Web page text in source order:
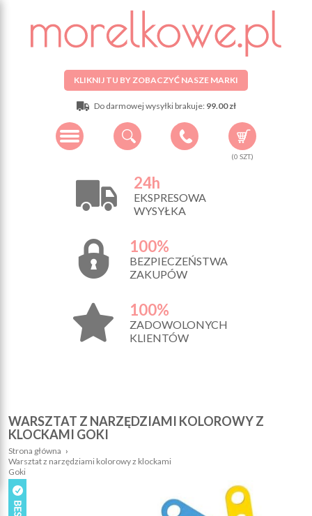
KLIKNIJ TU BY ZOBACZYĆ NASZE MARKI
Do darmowej wysyłki brakuje: 99.00 zł
(0 SZT.)
24h
EKSPRESOWA
WYSYŁKA
100%
BEZPIECZEŃSTWA
ZAKUPÓW
100%
ZADOWOLONYCH
KLIENTÓW
WARSZTAT Z NARZĘDZIAMI KOLOROWY Z
KLOCKAMI GOKI
Strona główna ›
Warsztat z narzędziami kolorowy z klockami
Goki